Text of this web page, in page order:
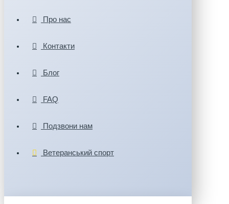
Про нас
Контакти
Блог
FAQ
Подзвони нам
Ветеранський спорт